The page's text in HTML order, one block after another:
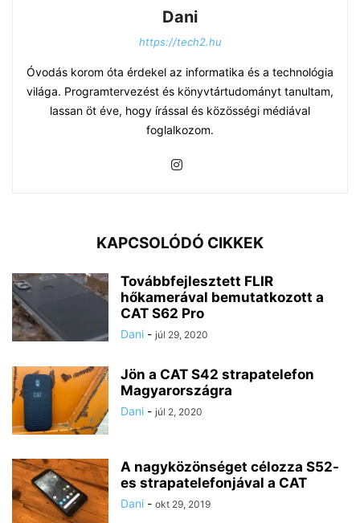
Dani
https://tech2.hu
Óvodás korom óta érdekel az informatika és a technológia
világa. Programtervezést és könyvtártudományt tanultam,
lassan öt éve, hogy írással és közösségi médiával
foglalkozom.
KAPCSOLÓDÓ CIKKEK
Továbbfejlesztett FLIR
hőkamerával bemutatkozott a
CAT S62 Pro
Dani - júl 29, 2020
Jön a CAT S42 strapatelefon
Magyarországra
Dani - júl 2, 2020
A nagyközönséget célozza S52-
es strapatelefonjával a CAT
Dani - okt 29, 2019